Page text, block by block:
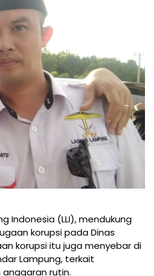
Indonesia (LLI), mendukung
korupsi pada Dinas
korupsi itu juga menyebar di
Lampung, terkait
rutin.